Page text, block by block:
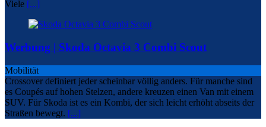
Viele [...]
Werbung | Skoda Octavia 3 Combi Scout
Mobilität
Crossover definiert jeder scheinbar völlig anders. Für manche sind
es Coupés auf hohen Stelzen, andere kreuzen einen Van mit einem
SUV. Für Skoda ist es ein Kombi, der sich leicht erhöht abseits der
Straßen bewegt. [...]